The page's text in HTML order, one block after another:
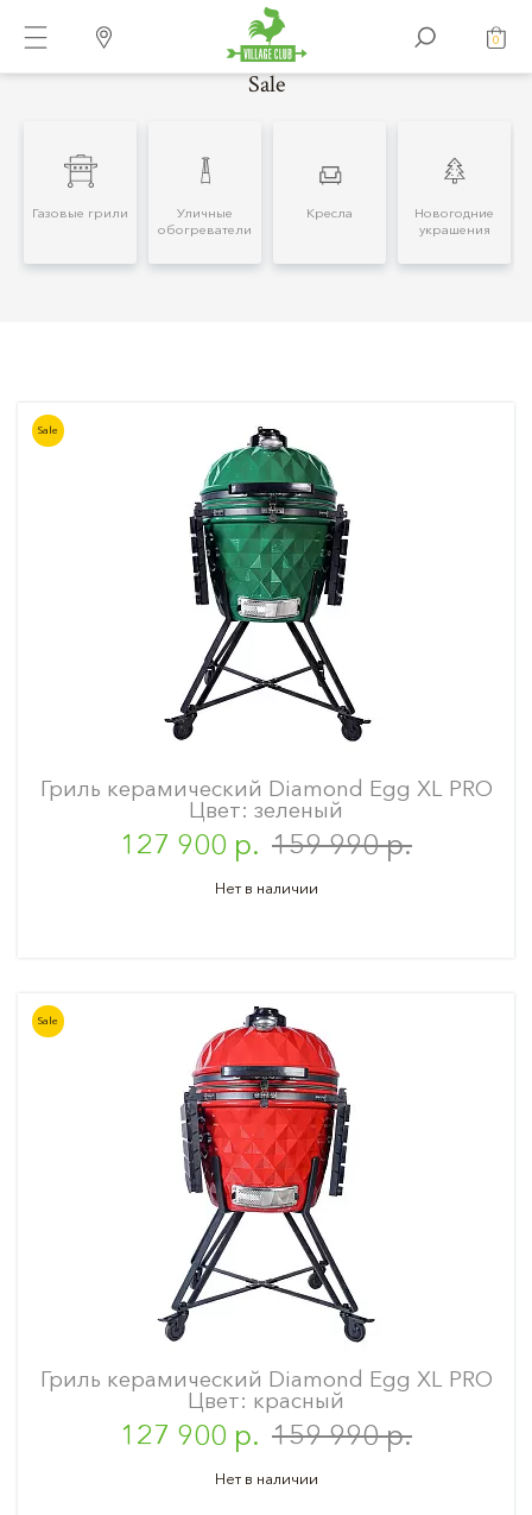
0
Sale
Газовые грили
Уличные
обогреватели
Кресла
Новогодние
украшения
Sale
Гриль керамический Diamond Egg XL PRO
Цвет: зеленый
127 900 р. 159 990 р.
Нет в наличии
Sale
Гриль керамический Diamond Egg XL PRO
Цвет: красный
127 900 р. 159 990 р.
Нет в наличии